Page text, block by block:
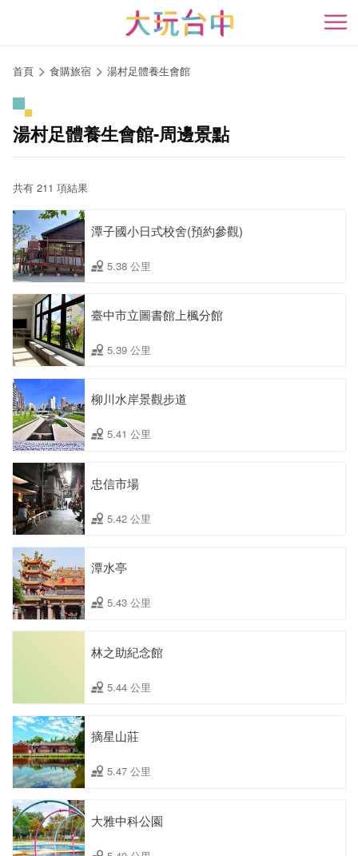
開
首頁 食購旅宿 湯村足體養生會館
湯村足體養生會館-周邊景點
共有 211 項結果
潭子國小日式校舍(預約參觀)
5.38 公里
臺中市立圖書館上楓分館
5.39 公里
柳川水岸景觀步道
5.41 公里
忠信市場
5.42 公里
潭水亭
5.43 公里
林之助紀念館
5.44 公里
摘星山莊
5.47 公里
大雅中科公園